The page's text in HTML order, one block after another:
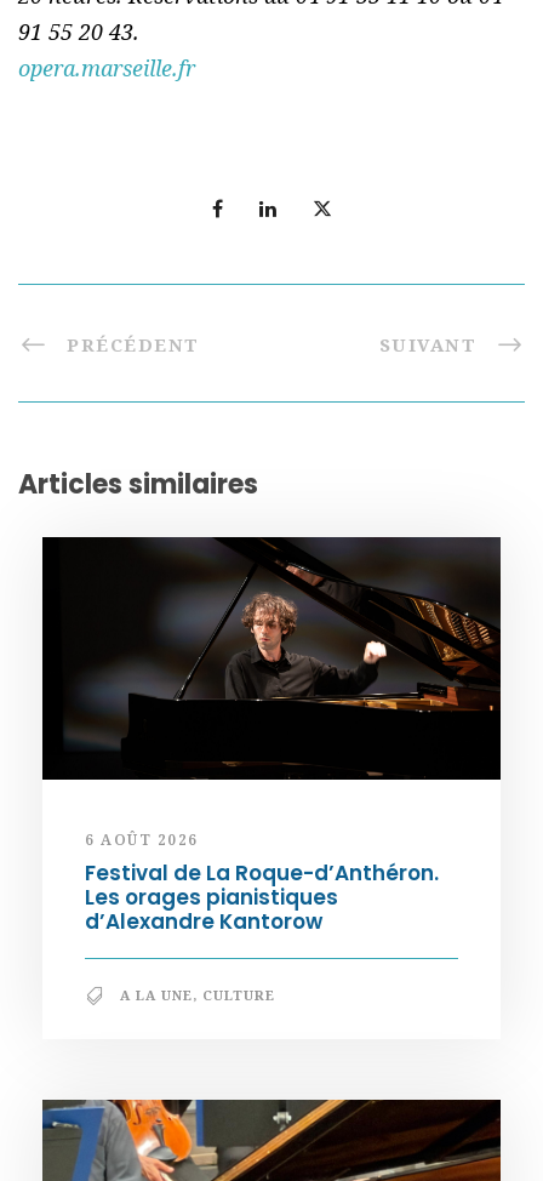
91 55 20 43.
opera.marseille.fr
PRÉCÉDENT SUIVANT
Articles similaires
6 AOÛT 2026
Festival de La Roque-d’Anthéron.
Les orages pianistiques
d’Alexandre Kantorow
A LA UNE, CULTURE